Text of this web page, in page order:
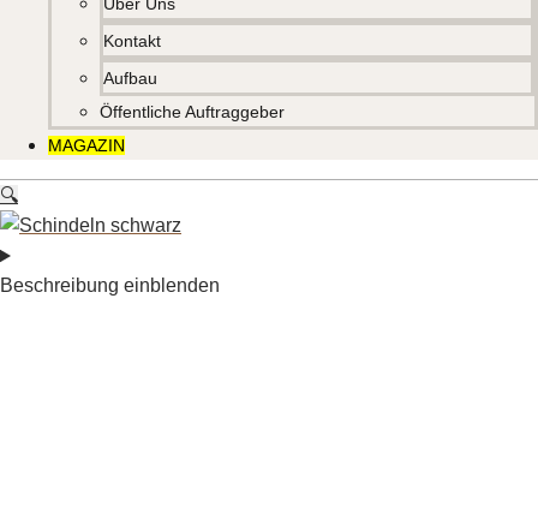
Über Uns
Kontakt
Aufbau
Öffentliche Auftraggeber
MAGAZIN
🔍
Beschreibung einblenden